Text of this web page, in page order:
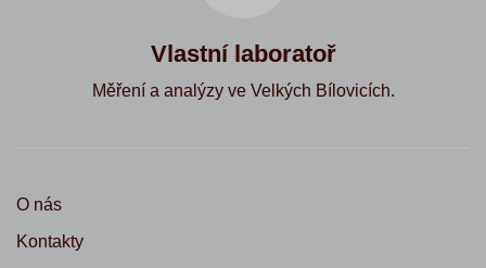
Vlastní laboratoř
Měření a analýzy ve Velkých Bílovicích.
O nás
Kontakty